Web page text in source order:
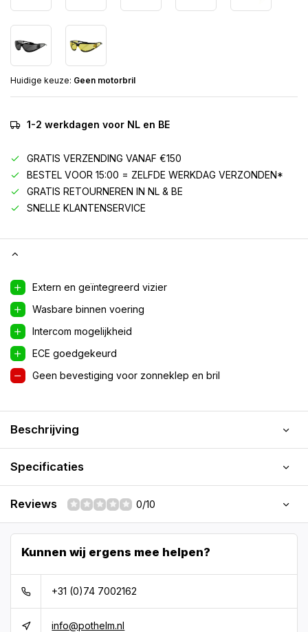
Huidige keuze: Geen motorbril
1-2 werkdagen voor NL en BE
GRATIS VERZENDING VANAF €150
BESTEL VOOR 15:00 = ZELFDE WERKDAG VERZONDEN*
GRATIS RETOURNEREN IN NL & BE
SNELLE KLANTENSERVICE
Extern en geïntegreerd vizier
Wasbare binnen voering
Intercom mogelijkheid
ECE goedgekeurd
Geen bevestiging voor zonneklep en bril
Beschrijving
Specificaties
Reviews 0/10
Kunnen wij ergens mee helpen?
+31 (0)74 7002162
info@pothelm.nl